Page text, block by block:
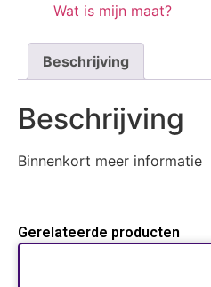
Wat is mijn maat?
Beschrijving
Beschrijving
Binnenkort meer informatie
Gerelateerde producten